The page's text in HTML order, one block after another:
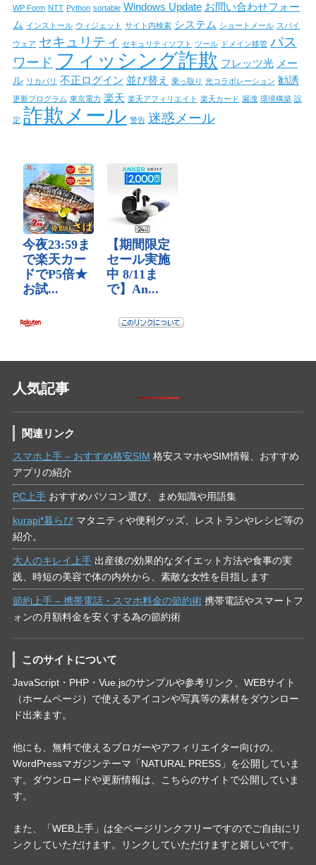
WP Form NTT Python sortable Windows Update お問い合わせフォー
ム インストール ウィジェット サイト内検索 システム ショートメール スパイ
ウェア セキュリティ セキュリティソフト ツール ドメイン移管 パス
ワード フィッシング詐欺 フレッツ光 メー
ル リカバリ 不正ログイン 並び替え 乗っ取り 光コラボレーション 勧誘
更新プログラム 東京電力 楽天 楽天アフィリエイト 楽天カード 漏洩 環境構築 設
定 詐欺メール 警告 迷惑メール
人気記事
関連リンク
スマホ上手 – おすすめ格安SIM 格安スマホやSIM情報、おすすめ
アプリの紹介
PC上手おすすめパソコン選び、まめ知識や用語集
kurapi*暮らぴマタニティや便利グッズ、レストランやレシピ等の
紹介。
大人のキレイ上手出産後の効果的なダイエット方法や食事の実
践、時短の美容で体の内外から、素敵な女性を目指します
節約上手 – 携帯電話・スマホ料金の節約術携帯電話やスマートフ
ォンの月額料金を安くする為の節約術
このサイトについて
JavaScript・PHP・Vue.jsのサンプルや参考リンク、WEBサイト
（ホームページ）で使えるアイコンや写真等の素材をダウンロー
ド出来ます。
他にも、無料で使えるブロガーやアフィリエイター向けの、
WordPressマガジンテーマ「NATURAL PRESS」を公開していま
す。ダウンロードや更新情報は、こちらのサイトで公開していま
す。
また、「WEB上手」は全ページリンクフリーですのでご自由にリ
ンクしていただけます。リンクしていただけますと嬉しいです。